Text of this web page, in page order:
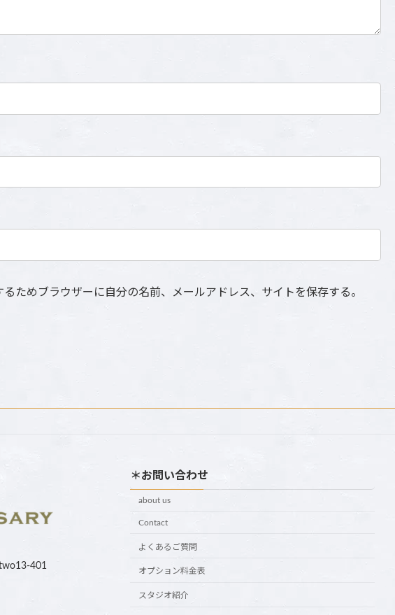
ためブラウザーに自分の名前、メールアドレス、サイトを保存する。
401
＊お問い合わせ
about us
Contact
よくあるご質問
オプション料金表
スタジオ紹介